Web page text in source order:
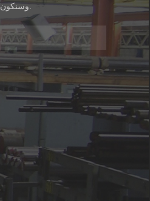
وسنكون على اتصال خلال 24 ساعة.